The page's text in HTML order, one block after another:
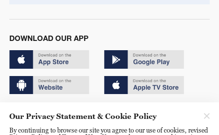
DOWNLOAD OUR APP
京ICP备20000184号
Our Privacy Statement & Cookie Policy
By continuing to browse our site you agree to our use of cookies, revised